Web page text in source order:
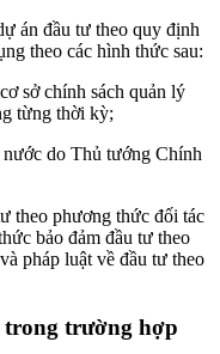
án đầu tư theo quy định
theo các hình thức sau:
sở chính sách quản lý
từng thời kỳ;
do Thủ tướng Chính
theo phương thức đối tác
bảo đảm đầu tư theo
pháp luật về đầu tư theo
trường hợp